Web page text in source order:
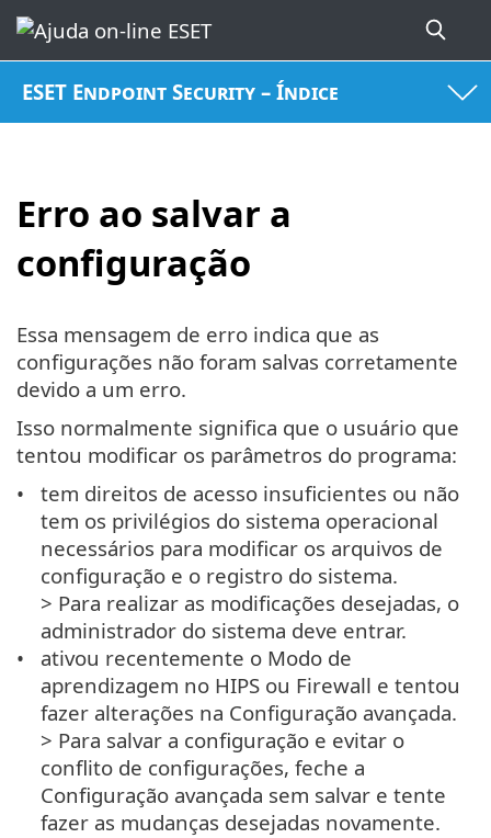
ESET Endpoint Security – Índice
Erro ao salvar a
configuração
Essa mensagem de erro indica que as
configurações não foram salvas corretamente
devido a um erro.
Isso normalmente significa que o usuário que
tentou modificar os parâmetros do programa:
tem direitos de acesso insuficientes ou não
tem os privilégios do sistema operacional
necessários para modificar os arquivos de
configuração e o registro do sistema.
> Para realizar as modificações desejadas, o
administrador do sistema deve entrar.
ativou recentemente o Modo de
aprendizagem no HIPS ou Firewall e tentou
fazer alterações na Configuração avançada.
> Para salvar a configuração e evitar o
conflito de configurações, feche a
Configuração avançada sem salvar e tente
fazer as mudanças desejadas novamente.